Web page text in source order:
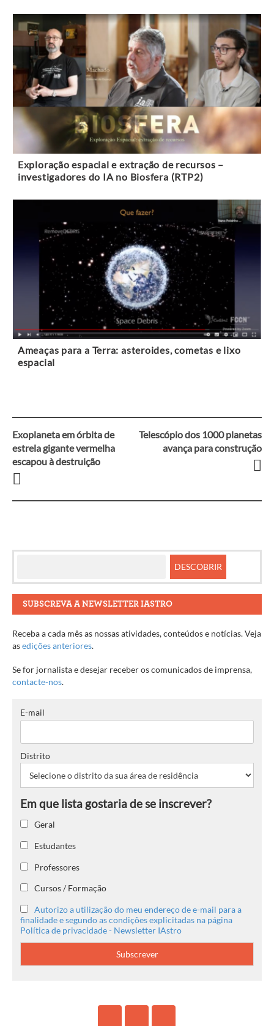
Exploração espacial e extração de recursos –
investigadores do IA no Biosfera (RTP2)
Ameaças para a Terra: asteroides, cometas e lixo
espacial
Navegação
entre
Exoplaneta em órbita de
estrela gigante vermelha
escapou à destruição
Telescópio dos 1000 planetas
avança para construção
SUBSCREVA A NEWSLETTER IASTRO
Receba a cada mês as nossas atividades, conteúdos e notícias. Veja
asedições anteriores.
Se for jornalista e desejar receber os comunicados de imprensa,
contacte-nos.
E-mail
Distrito
Geral
Estudantes
Professores
Cursos / Formação
Autorizo a utilização do meu endereço de e-mail para a
finalidade e segundo as condições explicitadas na página
Política de privacidade - Newsletter IAstro